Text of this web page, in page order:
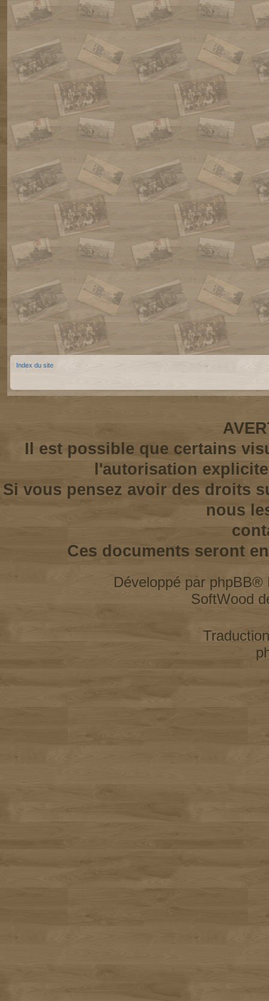
Index du site
Il est possible que certains
l'autorisation
Si vous pensez avoir des droits
nous
Ces documents seront
Développé par phpBB®
SoftWood